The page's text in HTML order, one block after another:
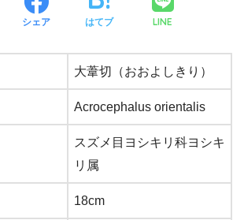
シェア はてブ LINE
大葦切（おおよしきり）
Acrocephalus orientalis
スズメ目ヨシキリ科ヨシキ
リ属
18cm